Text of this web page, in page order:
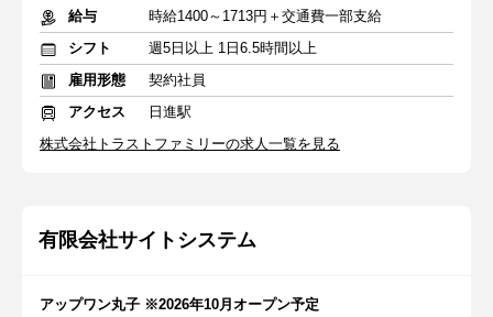
給与
時給1400～1713円＋交通費一部支給
シフト
週5日以上 1日6.5時間以上
雇用形態
契約社員
アクセス
日進駅
株式会社トラストファミリーの求人一覧を見る
有限会社サイトシステム
アップワン丸子 ※2026年10月オープン予定